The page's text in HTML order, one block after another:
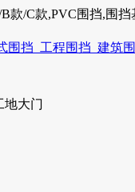
款/C款,PVC围挡,围
地大门